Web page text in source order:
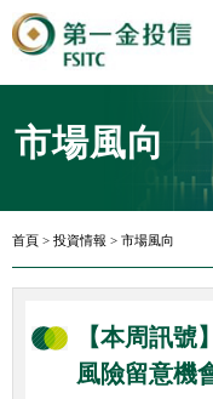
市場風向
首頁 > 投資情報 > 市場風向
【本周訊
風險留意機